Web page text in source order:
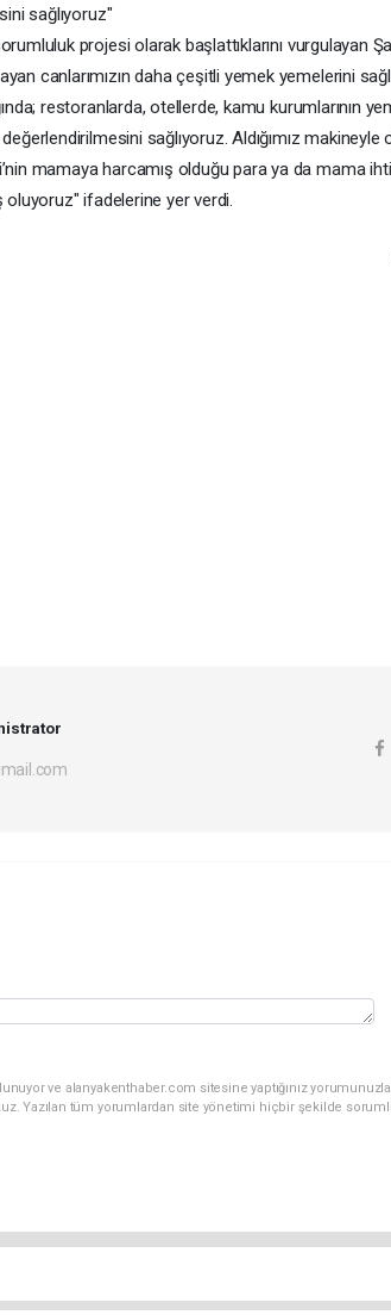
sağlıyoruz"
projesi olarak başlattıklarını vurgulayan
canlarımızın daha çeşitli yemek yemelerini
restoranlarda, otellerde, kamu kurumlarının
sağlıyoruz. Aldığımız
mamaya harcamış olduğu para ya da mama
ifadelerine yer verdi.
ve alanyakenthaber.com sitesine yaptığınız
Yazılan tüm yorumlardan site yönetimi hiçbir şekilde